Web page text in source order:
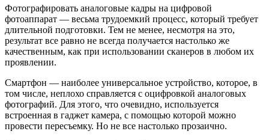
Фотографировать аналоговые кадры на цифровой
фотоаппарат — весьма трудоемкий процесс, который требует
длительной подготовки. Тем не менее, несмотря на это,
результат все равно не всегда получается настолько же
качественным, как при использовании сканеров в любом их
проявлении.
Смартфон — наиболее универсальное устройство, которое, в
том числе, неплохо справляется с оцифровкой аналоговых
фотографий. Для этого, что очевидно, используется
встроенная в гаджет камера, с помощью которой можно
провести пересъемку. Но не все настолько прозаично.